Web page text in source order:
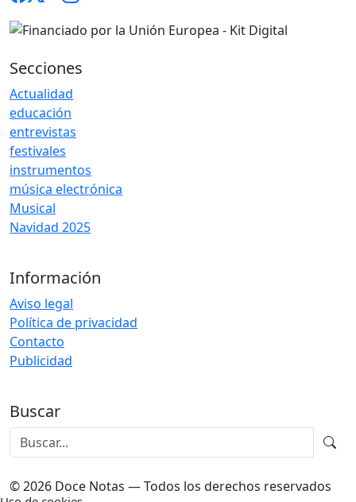
Secciones
Actualidad
educación
entrevistas
festivales
instrumentos
música electrónica
Musical
Navidad 2025
Información
Aviso legal
Política de privacidad
Contacto
Publicidad
Buscar
© 2026 Doce Notas — Todos los derechos reservados